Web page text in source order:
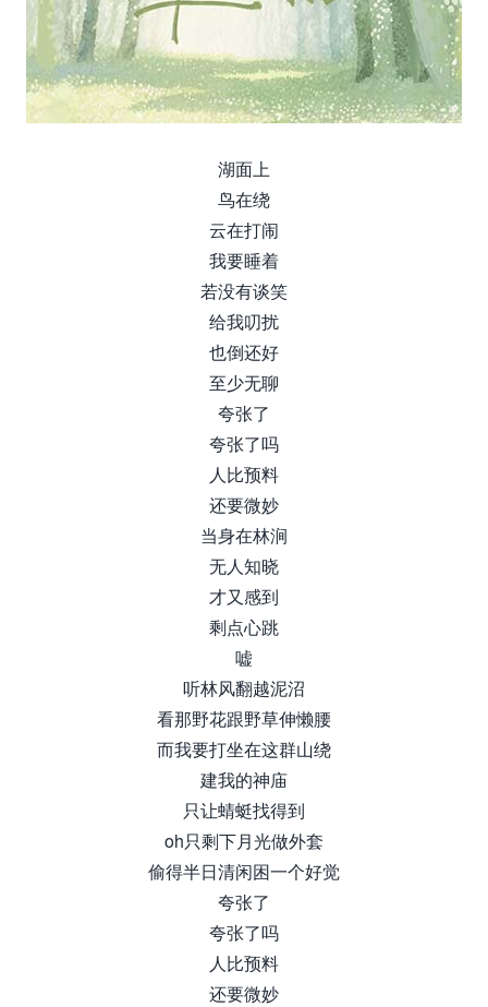
湖面上
鸟在绕
云在打闹
我要睡着
若没有谈笑
给我叨扰
也倒还好
至少无聊
夸张了
夸张了吗
人比预料
还要微妙
当身在林涧
无人知晓
才又感到
剩点心跳
嘘
听林风翻越泥沼
看那野花跟野草伸懒腰
而我要打坐在这群山绕
建我的神庙
只让蜻蜓找得到
oh只剩下月光做外套
偷得半日清闲困一个好觉
夸张了
夸张了吗
人比预料
还要微妙